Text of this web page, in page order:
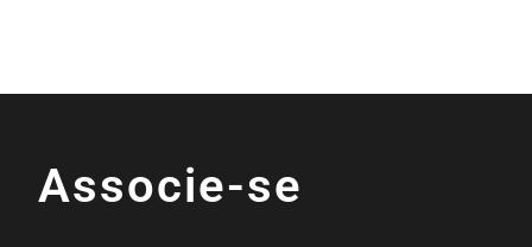
Associe-se